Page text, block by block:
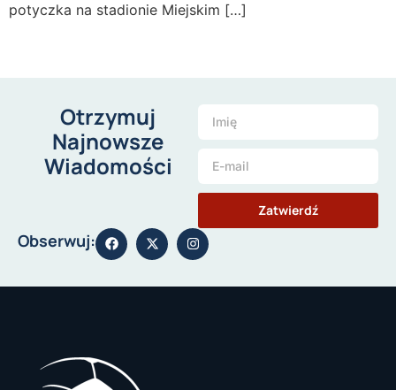
potyczka na stadionie Miejskim […]
Otrzymuj
Najnowsze
Wiadomości
Zatwierdź
Obserwuj: